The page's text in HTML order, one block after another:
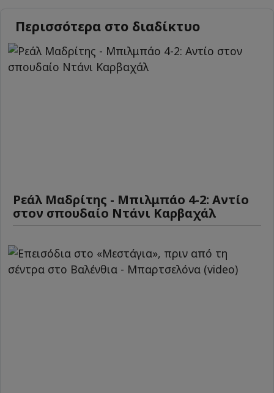
Περισσότερα στο διαδίκτυο
Ρεάλ Μαδρίτης - Μπιλμπάο 4-2: Αντίο
στον σπουδαίο Ντάνι Καρβαχάλ